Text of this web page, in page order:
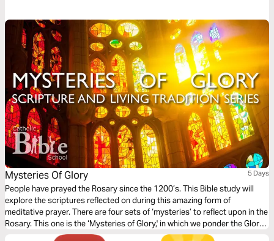
start with Vol.1 or Vol. 2.
Mysteries Of Glory 5 Days
People have prayed the Rosary since the 1200’s. This Bible study will
explore the scriptures reflected on during this amazing form of
meditative prayer. There are four sets of ‘mysteries’ to reflect upon in the
Rosary. This one is the ‘Mysteries of Glory,' in which we ponder the Glory
of God revealed to us.